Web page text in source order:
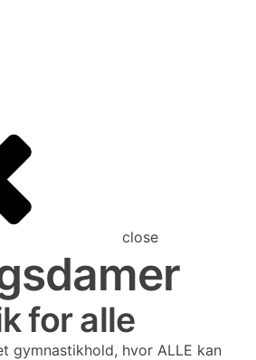
close
for alle
gymnastikhold, hvor ALLE kan